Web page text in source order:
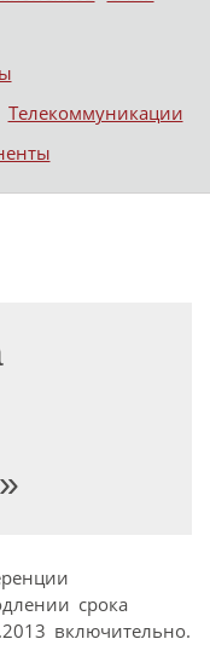
Телекоммуникации
срока
включительно.